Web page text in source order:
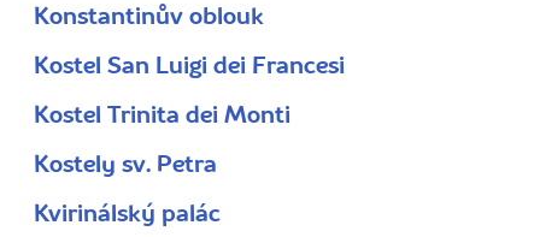
Konstantinův oblouk
Kostel San Luigi dei Francesi
Kostel Trinita dei Monti
Kostely sv. Petra
Kvirinálský palác